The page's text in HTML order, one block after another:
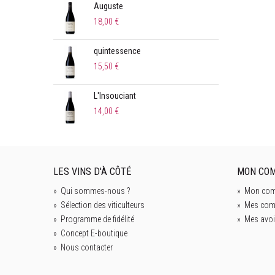
Plats méditerranéens
Plats Traditionnels de nos Régions
Plats épicés(2)
Poisson(2)
Poisson de rivière(1)
Repas froid(22)
Salade froide
Tapas(1)
Thon à la coriandre
Tourte à la viande
Tête de veau(1)
Auguste
18,00 €
quintessence
15,50 €
L'Insouciant
14,00 €
LES VINS D'À CÔTÉ
» Qui sommes-nous ?
» Sélection des viticulteurs
» Programme de fidélité
» Concept E-boutique
» Nous contacter
MON
» Mon
» Mes
» Mes